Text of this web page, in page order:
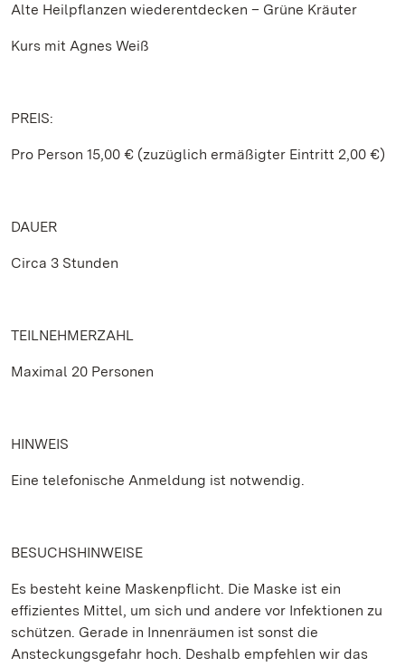
Alte Heilpflanzen wiederentdecken – Grüne Kräuter
Kurs mit Agnes Weiß
PREIS:
Pro Person 15,00 € (zuzüglich ermäßigter Eintritt 2,00 €)
DAUER
Circa 3 Stunden
TEILNEHMERZAHL
Maximal 20 Personen
HINWEIS
Eine telefonische Anmeldung ist notwendig.
BESUCHSHINWEISE
Es besteht keine Maskenpflicht. Die Maske ist ein
effizientes Mittel, um sich und andere vor Infektionen zu
schützen. Gerade in Innenräumen ist sonst die
Ansteckungsgefahr hoch. Deshalb empfehlen wir das